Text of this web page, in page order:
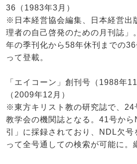
36（1983年3月）
※日本経営協会編集、日本経営出
理者の自己啓発のための月刊誌」
年の季刊化から58年休刊までの
って登載。
「エイコーン」創刊号（1988年
（2009年12月）
※東方キリスト教の研究誌で、24
教学会の機関誌となる。41号か
引」に採録されており、NDL欠号
って全号通しての検索が可能に。